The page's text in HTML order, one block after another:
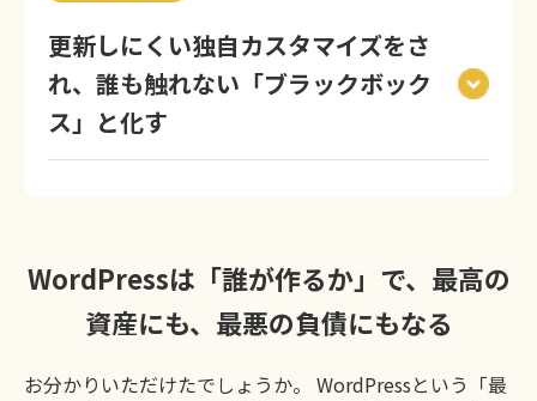
更新しにくい独自カスタマイズをさ
れ、誰も触れない「ブラックボック
ス」と化す
WordPressは「誰が作るか」で、最高の
資産にも、最悪の負債にもなる
お分かりいただけたでしょうか。 WordPressという「最